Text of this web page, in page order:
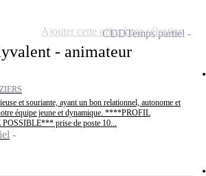
- animateur
et souriante, ayant un bon relationnel, autonome et
équipe jeune et dynamique. ****PROFIL
prise de poste 10...
CDDTemps partiel
Ajouter cette offre à ma sélection